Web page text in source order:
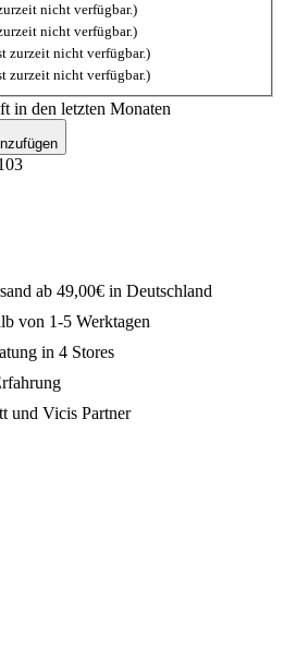
nicht verfügbar.)
nicht verfügbar.)
zurzeit nicht verfügbar.)
zurzeit nicht verfügbar.)
in den letzten Monaten
ab 49,00€ in Deutschland
von 1-5 Werktagen
in 4 Stores
und Vicis Partner